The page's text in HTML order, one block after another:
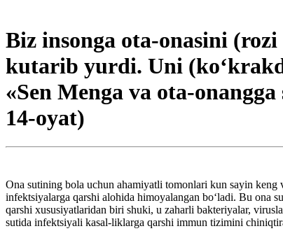
Biz insonga ota-onasini
kutarib yurdi. Uni
«Sen Menga va ota-
14-oyat)
Ona sutining bola uchun ahamiyatli tomonlari kun sayin
infektsiyalarga qarshi alohida himoyalangan bo‘ladi. Bu ona
qarshi xususiyatlaridan biri shuki, u zaharli bakteriyalar,
sutida infektsiyali kasal-liklarga qarshi immun tizimini